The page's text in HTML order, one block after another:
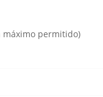
máximo permitido)